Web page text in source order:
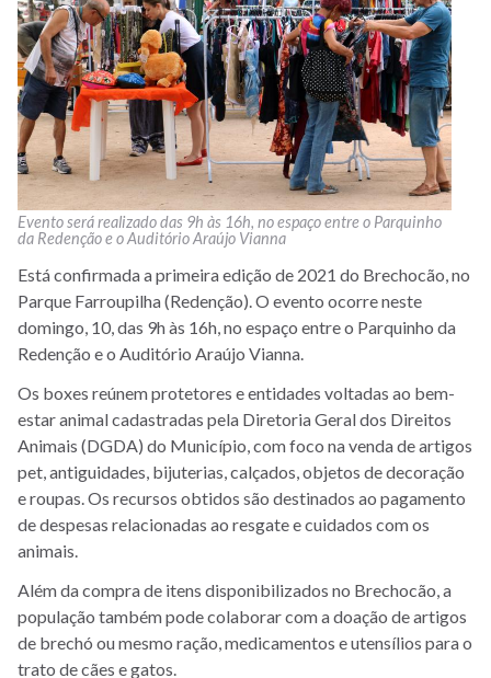
Evento será realizado das 9h às 16h, no espaço entre o Parquinho
da Redenção e o Auditório Araújo Vianna
Está confirmada a primeira edição de 2021 do Brechocão, no
Parque Farroupilha (Redenção). O evento ocorre neste
domingo, 10, das 9h às 16h, no espaço entre o Parquinho da
Redenção e o Auditório Araújo Vianna.
Os boxes reúnem protetores e entidades voltadas ao bem-
estar animal cadastradas pela Diretoria Geral dos Direitos
Animais (DGDA) do Município, com foco na venda de artigos
pet, antiguidades, bijuterias, calçados, objetos de decoração
e roupas. Os recursos obtidos são destinados ao pagamento
de despesas relacionadas ao resgate e cuidados com os
animais.
Além da compra de itens disponibilizados no Brechocão, a
população também pode colaborar com a doação de artigos
de brechó ou mesmo ração, medicamentos e utensílios para o
trato de cães e gatos.